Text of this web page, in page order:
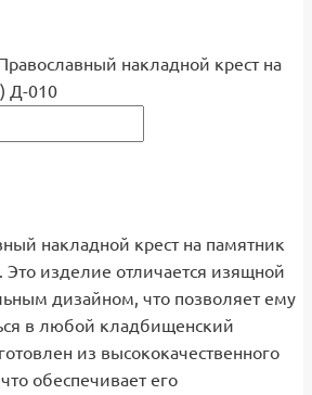
накладной крест на
Д-010
накладной крест на памятник
изделие отличается изящной
дизайном, что позволяет ему
в любой кладбищенский
из высококачественного
обеспечивает его